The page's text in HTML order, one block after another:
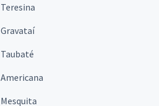
Teresina
Gravataí
Taubaté
Americana
Mesquita